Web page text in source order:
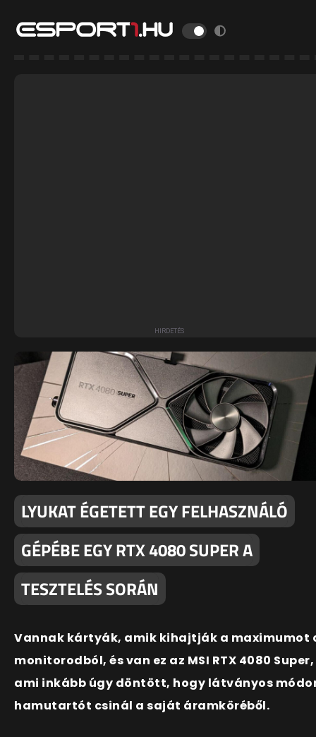
LYUKAT ÉGETETT EGY FELHASZNÁLÓ
GÉPÉBE EGY RTX 4080 SUPER A
TESZTELÉS SORÁN
Vannak kártyák, amik kihajtják a maximumot
monitorodból, és van ez az MSI RTX 4080 Super,
ami inkább úgy döntött, hogy látványos
hamutartót csinál a saját áramköréből.